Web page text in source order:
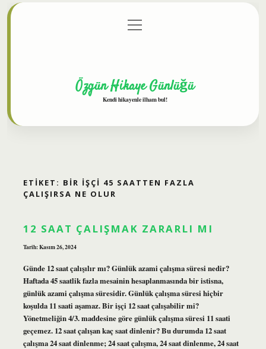
Gizlilik Politikası
menüyü
aç
Özgün Hikaye Günlüğü
Kendi hikayenle ilham bul!
ETIKET: BIR IŞÇI 45 SAATTEN FAZLA
ÇALIŞIRSA NE OLUR
12 SAAT ÇALIŞMAK ZARARLI MI
Tarih: Kasım 26, 2024
Günde 12 saat çalışılır mı? Günlük azami çalışma süresi nedir?
Haftada 45 saatlik fazla mesainin hesaplanmasında bir istisna,
günlük azami çalışma süresidir. Günlük çalışma süresi hiçbir
koşulda 11 saati aşamaz. Bir işçi 12 saat çalışabilir mi?
Yönetmeliğin 4/3. maddesine göre günlük çalışma süresi 11 saati
geçemez. 12 saat çalışan kaç saat dinlenir? Bu durumda 12 saat
çalışma 24 saat dinlenme; 24 saat çalışma, 24 saat dinlenme, 24 saat